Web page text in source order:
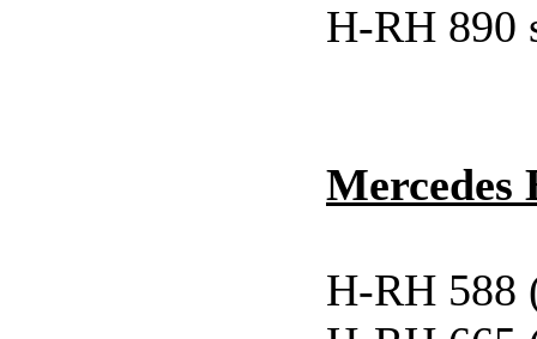
H-RH 890
Mercedes
H-RH 588